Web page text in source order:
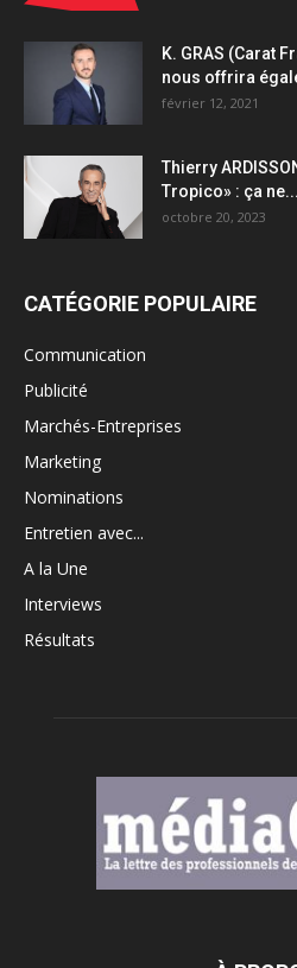
K. GRAS (Carat
nous offrira
février 12, 2021
Thierry
Tropico» : ça ne...
octobre 20, 2023
CATÉGORIE POPULAIRE
Communication
Publicité
Marchés-Entreprises
Marketing
Nominations
Entretien avec...
A la Une
Interviews
Résultats